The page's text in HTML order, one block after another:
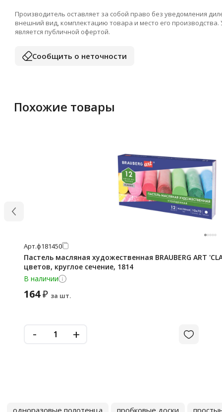
Производитель оставляет за собой право без уведомления
внешний вид, комплектацию товара и место его
является публичной офертой.
Сообщить о неточности
Похожие товары
Арт.ф181450
Пастель масляная художественная BRAUBERG ART
цветов, круглое сечение, 1814
В наличии
164₽ за шт.
- +
одноразовые полотенца пробковые доски